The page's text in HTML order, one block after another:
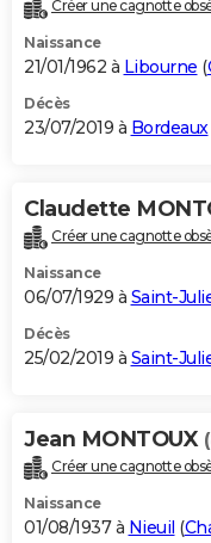
Créer une cagnotte
Naissance
21/01/1962 à Libourne (
Décès
23/07/2019 à Bordeaux
Claudette
Créer une cagnotte
Naissance
06/07/1929 à Saint-
Décès
25/02/2019 à Saint-
Jean MONTOUX
Créer une cagnotte
Naissance
01/08/1937 à Nieuil (